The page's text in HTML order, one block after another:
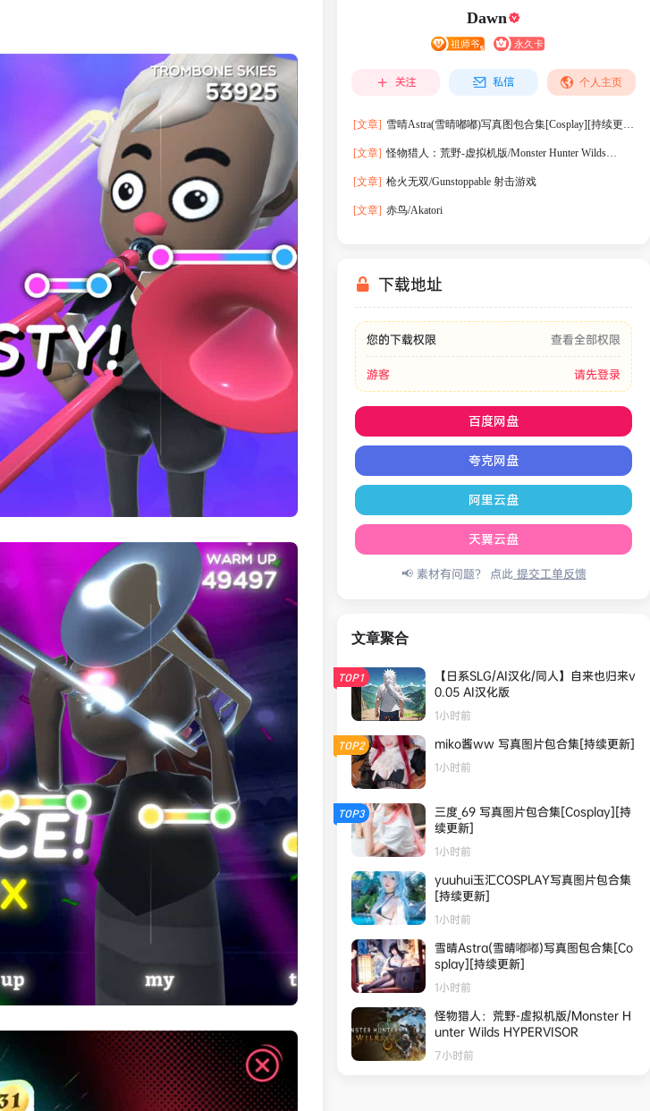
Dawn
关注 私信 个人主页
[文章] 雪晴Astra(雪晴嘟嘟)写真图包合集[Cosplay][持续更
[文章] 怪物猎人：荒野-虚拟机版/Monster Hunter Wilds
[文章] 枪火无双/Gunstoppable 射击游戏
[文章] 赤鸟/Akatori
下载地址
您的下载权限 查看全部权限
游客 请先登录
百度网盘
夸克网盘
阿里云盘
天翼云盘
📢 素材有问题？ 点此提交工单反馈
文章聚合
TOP1
【日系SLG/AI汉化/同人】自来也归来v
0.05 AI汉化版
1小时前
TOP2 miko酱ww 写真图片包合集[持续更新]
1小时前
TOP3
三度_69 写真图片包合集[Cosplay][持
续更新]
1小时前
yuuhui玉汇COSPLAY写真图片包合集
[持续更新]
1小时前
雪晴Astra(雪晴嘟嘟)写真图包合集[Co
splay][持续更新]
1小时前
怪物猎人：荒野-虚拟机版/Monster H
unter Wilds HYPERVISOR
7小时前